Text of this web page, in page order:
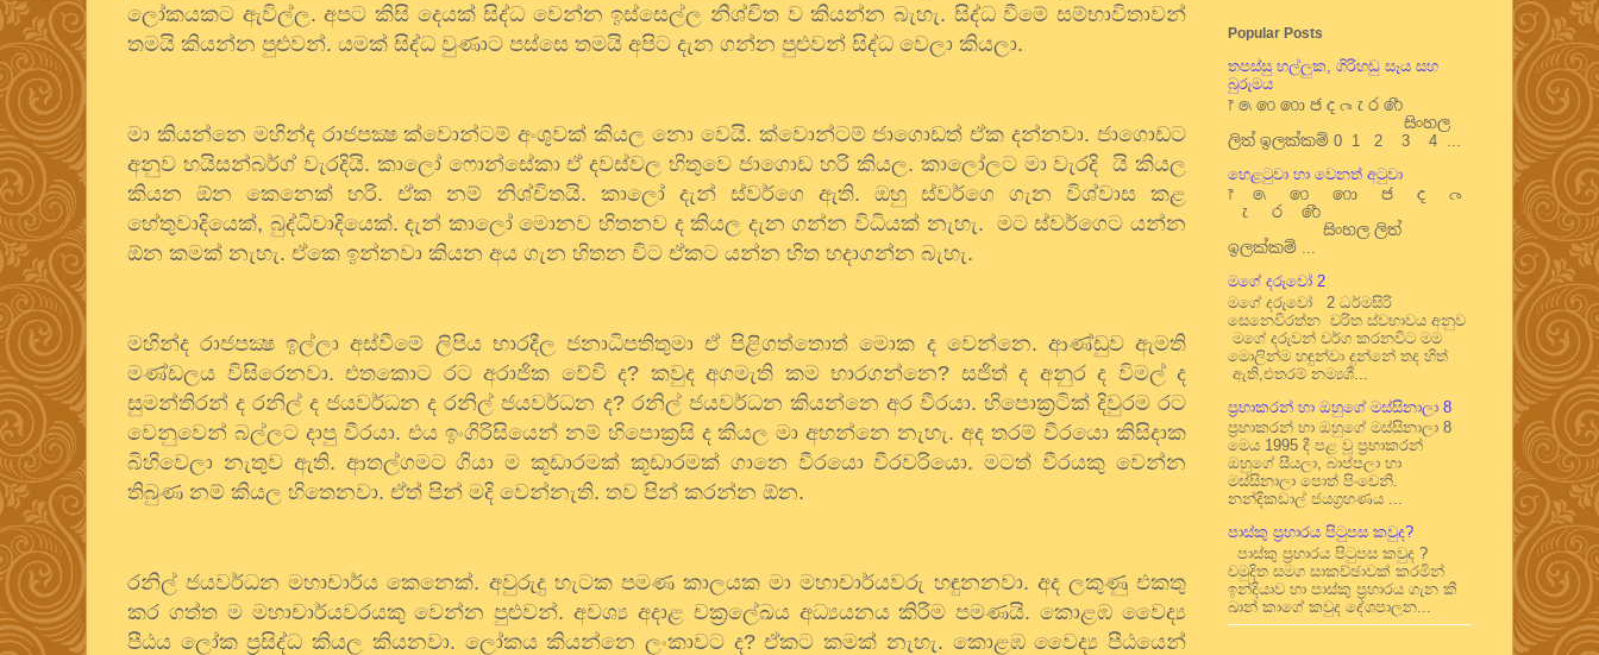
ලෝකයකට ඇවිල්ල. අපට කිසි දෙයක් සිද්ධ වෙන්න ඉස්සෙල්ල නිශ්චිත ව කියන්න බැහැ. සිද්ධ වීමේ සම්භාවිතාවන්
තමයි කියන්න පුළුවන්. යමක් සිද්ධ වුණාට පස්සෙ තමයි අපිට දැන ගන්න පුළුවන් සිද්ධ වෙලා කියලා.
මා කියන්නෙ මහින්ද රාජපක්‍ෂ ක්වොන්ටම් අංශුවක් කියල නො වෙයි. ක්වොන්ටම් ජාගොඩත් ඒක දන්නවා. ජාගොඩට
අනුව හයිසන්බර්ග් වැරදියි. කාලෝ ෆොන්සේකා ඒ දවස්වල හිතුවෙ ජාගොඩ හරි කියල. කාලෝලට මා වැරදි යි කියල
කියන ඕන කෙනෙක් හරි. ඒක නම් නිශ්චිතයි. කාලෝ දැන් ස්වර්ගෙ ඇති. ඔහු ස්වර්ගෙ ගැන විශ්වාස කළ
හේතුවාදියෙක්, බුද්ධිවාදියෙක්. දැන් කාලෝ මොනව හිතනව ද කියල දැන ගන්න විධියක් නැහැ. මට ස්වර්ගෙට යන්න
ඕන කමක් නැහැ. ඒකෙ ඉන්නවා කියන අය ගැන හිතන විට ඒකට යන්න හිත හදාගන්න බැහැ.
මහින්ද රාජපක්‍ෂ ඉල්ලා අස්වීමේ ලිපිය භාරදීල ජනාධිපතිතුමා ඒ පිළිගත්තොත් මොක ද වෙන්නෙ. ආණ්ඩුව ඇමති
මණ්ඩලය විසිරෙනවා. එතකොට රට අරාජික වේවි ද? කවුද අගමැති කම භාරගන්නෙ? සජිත් ද අනුර ද විමල් ද
සුමන්තිරන් ද රනිල් ද ජයවර්ධන ද රනිල් ජයවර්ධන ද? රනිල් ජයවර්ධන කියන්නෙ අර වීරයා. හිපොක්‍රටික් දිවුරම රට
වෙනුවෙන් බල්ලට දාපු වීරයා. එය ඉංගිරිසියෙන් නම් හිපොක්‍රසි ද කියල මා අහන්නෙ නැහැ. අද තරම් වීරයො කිසිදාක
බිහිවෙලා නැතුව ඇති. ආතල්ගමට ගියා ම කූඩාරමක් කූඩාරමක් ගානෙ වීරයො වීරවරියො. මටත් වීරයකු වෙන්න
තිබුණ නම් කියල හිතෙනවා. ඒත් පින් මදි වෙන්නැති. තව පින් කරන්න ඕන.
රනිල් ජයවර්ධන මහාචාර්ය කෙනෙක්. අවුරුදු හැටක පමණ කාලයක මා මහාචාර්යවරු හඳුනනවා. අද ලකුණු එකතු
කර ගත්ත ම මහාචාර්යවරයකු වෙන්න පුළුවන්. අවශ්‍ය අදාළ චක්‍රලේඛය අධ්‍යයනය කිරීම පමණයි. කොළඹ වෛද්‍ය
පීඨය ලෝක ප්‍රසිද්ධ කියල කියනවා. ලෝකය කියන්නෙ ලංකාවට ද?ඒකට කමක් නැහැ. කොළඹ වෛද්‍ය පීඨයෙන්
Popular Posts
තපස්සු භල්ලුක, ගිරිහඬු සෑය සහ
බුරුමය
෦ ෧ ෨ ෩ ෪ ෫ ෬ ෭ ෮ ෯
සිංහල
ලිත් ඉලක්කම් 0 1 2 3 4 ...
හෙළටුවා හා වෙනත් අටුවා
෦ ෧ ෨ ෩ ෪ ෫ ෬
෭ ෮ ෯
සිංහල ලිත්
ඉලක්කම් ...
මගේ දරුවෝ 2
මගේ දරුවෝ 2 ධර්මසිරි
සෙනෙවිරත්න චරිත ස්වභාවය අනුව
මගේ දරුවන් වර්ග කරනවිට මම
මොලින්ම හඳුන්වා දුන්නේ තද හිත්
ඇති,එතරම් නම්‍යශී...
ප්‍රභාකරන් හා ඔහුගේ මස්සිනාලා 8
ප්‍රභාකරන් හා ඔහුගේ මස්සිනාලා 8
මෙය 1995 දී පළ වූ ප්‍රභාකරන්
ඔහුගේ සීයලා, බාප්පලා හා
මස්සිනාලා පොත් පිංචෙනි.
නන්දිකඩාල් ජයග්‍රහණය ...
පාස්කු ප්‍රහාරය පිටුපස කවුද?
පාස්කු ප්‍රහාරය පිටුපස කවුද ?
චමුදිත සමග සාකච්ඡාවක් කරමින්
ඉන්දියාව හා පාස්කු ප්‍රහාරය ගැන කී
ඛාන් කාගේ කවුද දේශපාලන...